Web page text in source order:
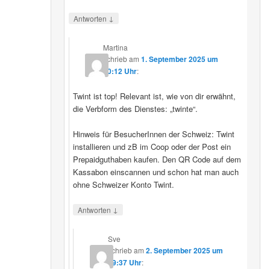
Antworten ↓
Martina
schriebam1. September 2025 um
20:12 Uhr:
Twint ist top! Relevant ist, wie von dir erwähnt,
die Verbform des Dienstes: „twinte“.
Hinweis für BesucherInnen der Schweiz: Twint
installieren und zB im Coop oder der Post ein
Prepaidguthaben kaufen. Den QR Code auf dem
Kassabon einscannen und schon hat man auch
ohne Schweizer Konto Twint.
Antworten ↓
Sve
schriebam 2. September 2025 um
19:37 Uhr: